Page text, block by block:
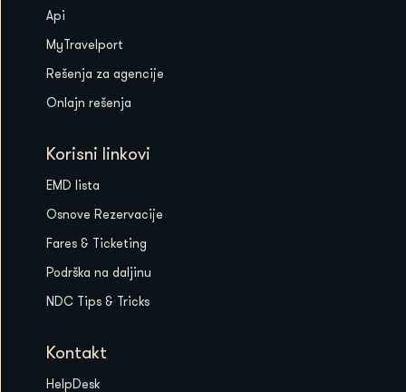
Api
MyTravelport
Rešenja za agencije
Onlajn rešenja
Korisni linkovi
EMD lista
Osnove Rezervacije
Fares & Ticketing
Podrška na daljinu
NDC Tips & Tricks
Kontakt
HelpDesk